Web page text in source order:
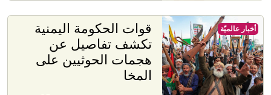
قوات الحكومة اليمنية
تكشف تفاصيل عن
هجمات الحوثيين على
المخا
أخبار عالميّة